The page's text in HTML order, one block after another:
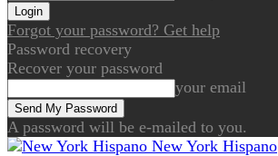
Forgot your password? Get help
Password recovery
Recover your password
your email
A password will be e-mailed to you.
New York Hispano